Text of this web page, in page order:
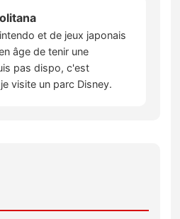
et de jeux japonais
âge de tenir une
pas dispo, c'est
visite un parc Disney.